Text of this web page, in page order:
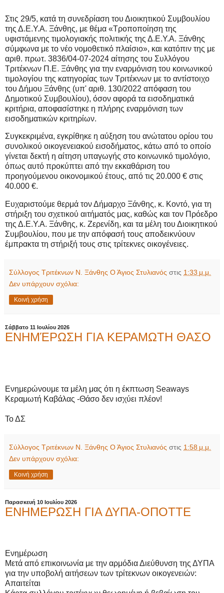
Στις 29/5, κατά τη συνεδρίαση του Διοικητικού Συμβουλίου
της Δ.Ε.Υ.Α. Ξάνθης, με θέμα «Τροποποίηση της
υφιστάμενης τιμολογιακής πολιτικής της Δ.Ε.Υ.Α. Ξάνθης
σύμφωνα με το νέο νομοθετικό πλαίσιο», και κατόπιν της με
αριθ. πρωτ. 3836/04-07-2024 αίτησης του Συλλόγου
Τριτέκνων Π.Ε. Ξάνθης για την εναρμόνιση του κοινωνικού
τιμολογίου της κατηγορίας των Τριτέκνων με το αντίστοιχο
του Δήμου Ξάνθης (υπ' αριθ. 130/2022 απόφαση του
Δημοτικού Συμβουλίου), όσον αφορά τα εισοδηματικά
κριτήρια, αποφασίστηκε η πλήρης εναρμόνιση των
εισοδηματικών κριτηρίων.
Συγκεκριμένα, εγκρίθηκε η αύξηση του ανώτατου ορίου του
συνολικού οικογενειακού εισοδήματος, κάτω από το οποίο
γίνεται δεκτή η αίτηση υπαγωγής στο κοινωνικό τιμολόγιο,
όπως αυτό προκύπτει από την εκκαθάριση του
προηγούμενου οικονομικού έτους, από τις 20.000 € στις
40.000 €.
Ευχαριστούμε θερμά τον Δήμαρχο Ξάνθης, κ. Κοντό, για τη
στήριξη του σχετικού αιτήματός μας, καθώς και τον Πρόεδρο
της Δ.Ε.Υ.Α. Ξάνθης, κ. Ζερενίδη, και τα μέλη του Διοικητικού
Συμβουλίου, που με την απόφασή τους αποδεικνύουν
έμπρακτα τη στήριξή τους στις τρίτεκνες οικογένειες.
Σύλλογος Τριτέκνων Ν. Ξάνθης Ο Άγιος Στυλιανός στις 1:33 μ.μ.
Δεν υπάρχουν σχόλια:
Κοινή χρήση
Σάββατο 11 Ιουλίου 2026
ΕΝΗΜΈΡΩΣΗ ΓΙΑ ΚΕΡΑΜΩΤΗ ΘΑΣΟ
Ενημερώνουμε τα μέλη μας ότι η έκπτωση Seaways
Κεραμωτή Καβάλας -Θάσο δεν ισχύει πλέον!
Το ΔΣ
Σύλλογος Τριτέκνων Ν. Ξάνθης Ο Άγιος Στυλιανός στις 1:58 μ.μ.
Δεν υπάρχουν σχόλια:
Κοινή χρήση
Παρασκευή 10 Ιουλίου 2026
ΕΝΗΜΕΡΩΣΗ ΓΙΑ ΔΥΠΑ-ΟΠΟΤΤΕ
Ενημέρωση
Μετά από επικοινωνία με την αρμόδια Διεύθυνση της ΔΥΠΑ
για την υποβολή αιτήσεων των τρίτεκνων οικογενειών:
Απαιτείται